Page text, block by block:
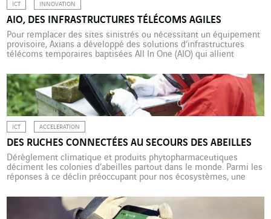
ICT INNOVATION
AIO, DES INFRASTRUCTURES TÉLÉCOMS AGILES
Pour remplacer des sites sinistrés ou nécessitant un équipement
provisoire, Axians a développé des solutions d’infrastructures
télécoms temporaires baptisées All In One (AIO) qui allient
l’environnement. Incendie, catastrophe naturelle, panne… les
causes de sinistres ne manquent pas sur les infrastructures de
télécommunications. Dans de tels cas, […]
ICT ACCELERATION
DES RUCHES CONNECTÉES AU SECOURS DES ABEILLES
Dérèglement climatique et produits phytopharmaceutiques
déciment les colonies d’abeilles partout dans le monde. Parmi les
réponses à ce déclin préoccupant pour nos écosystèmes, une
Axians et la start-up Label Abeille. La disparition des abeilles est
un fait mondial identifié depuis trente ans sous le nom de
syndrome d’effondrement des […]